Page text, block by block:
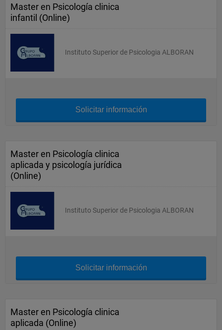
Master en Psicología clinica
infantil (Online)
Instituto Superior de Psicologia ALBORAN
Solicitar información
Master en Psicología clinica
aplicada y psicología jurídica
(Online)
Instituto Superior de Psicologia ALBORAN
Solicitar información
Master en Psicología clinica
aplicada (Online)